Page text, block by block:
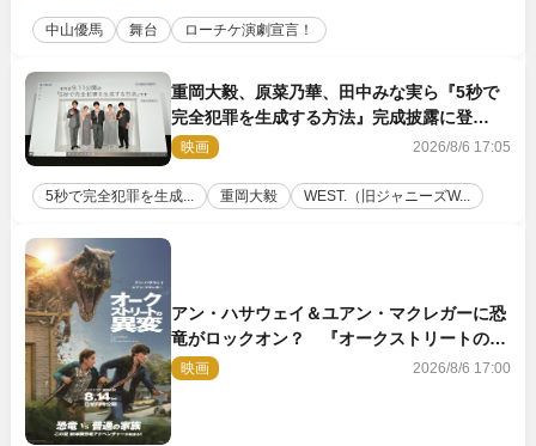
中山優馬 舞台 ローチケ演劇宣言！
重岡大毅、原菜乃華、田中みな実ら『5秒で
完全犯罪を生成する方法』完成披露に登
壇！ それぞれのAI活用術も発表
映画 2026/8/6 17:05
5秒で完全犯罪を生成... 重岡大毅 WEST.（旧ジャニーズW...
アン・ハサウェイ＆ユアン・マクレガーに恐
竜がロックオン？ 『オークストリートの異
変』新ビジュアル＆本編映像初解禁
映画 2026/8/6 17:00